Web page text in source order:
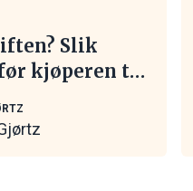
Slik
kjøperen tar